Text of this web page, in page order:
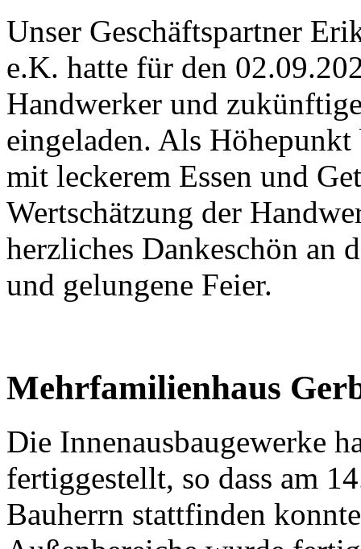
Unser Geschäftspartner
e.K. hatte für den
Handwerker und
eingeladen. Als
mit leckerem Essen und
Wertschätzung der
herzliches Dankeschön an
und gelungene Feier.
Mehrfamilienhaus
Die Innenausbaugewerke
fertiggestellt, so dass am
Bauherrn stattfinden